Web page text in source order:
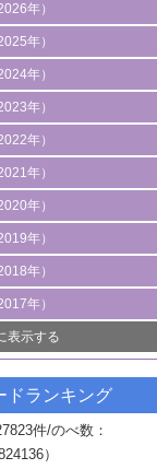
年）
水素合成に関する研究動向
ューター技術により加速す
子変換やCO 資源化のた
する最近の研究
触媒討論会（2026年）
年）
素化によるグリーン燃料/
ル製造
造のための水分解技術に関
究
ィン系樹脂の精密合成に
ール類の効率的変換を実現
触媒の研究動向
イトの合成と応用における
接合界面
触媒討論会（2025年）
年）
ナノ構造を有する触媒材料
応場を活用した固体触媒研
子変換を目指した酸化触
前線
ロトロン放射光および中性
た触媒解析技術の最先端
触媒
媒委員会からのお知らせ
触媒討論会（2023年）
年）
わる触媒機能
チックケミカルリサイクル
技術
物系金属化合物を基盤と
開発
素・格子酸素欠陥を利用し
媒によるエネルギー変換反
リンの循環のための触媒
年）
ス製造とCOを用いるケミ
新動向
合成のための合金触媒開
排出削減および有効活用
術
よる情報発信企画～とび
研究者たち～（1）
研究者たち～（2）
ノーブル・ユースを志向し
年）
新展開
カイト
応場を利用した触媒的分子
材料を用いた触媒の新展
的手法を用いた触媒開発
ンニュートラルに向けた
回触媒討論会（2021年・
(Zoom)のみ）
年）
計を拓く欠陥構造のキャラ
ョン
学品製造に資するクリー
反応
のための触媒化学
を用いた水分解の最新の
の触媒プロセスを支えるマ
年）
動制御に着目した触媒プロ
リー水素サプライチェー
開発動向
分子合成に関する最近の
マス化成品製造のための触
年）
触媒の最新の研究動向
炭素からの有用化学品合成
子・クラスター触媒の最
記念企画
るゼオライト合成技術
属系触媒における電気化学
年）
ころに，触媒
離膜材料の開発と触媒反応
適用
示する
な構造の高分子を生み出す
ンからの化成品製造に向けた
年）
ャリアにかかわる触媒技術の
年）
ドランキング
件/のべ数：
）